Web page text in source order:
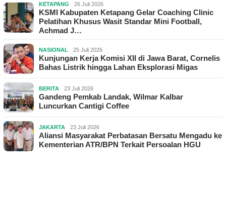
KETAPANG 26 Juli 2026
KSMI Kabupaten Ketapang Gelar Coaching Clinic
Pelatihan Khusus Wasit Standar Mini Football,
Achmad J…
NASIONAL 25 Juli 2026
Kunjungan Kerja Komisi XII di Jawa Barat, Cornelis
Bahas Listrik hingga Lahan Eksplorasi Migas
BERITA 23 Juli 2026
Gandeng Pemkab Landak, Wilmar Kalbar
Luncurkan Cantigi Coffee
JAKARTA 23 Juli 2026
Aliansi Masyarakat Perbatasan Bersatu Mengadu ke
Kementerian ATR/BPN Terkait Persoalan HGU